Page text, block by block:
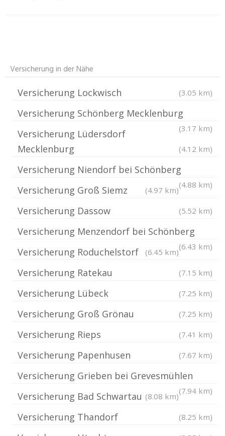
Versicherung in der Nähe
Versicherung Lockwisch (3.05 km)
Versicherung Schönberg Mecklenburg
(3.17 km)
Versicherung Lüdersdorf
Mecklenburg
(4.12 km)
Versicherung Niendorf bei Schönberg
(4.88 km)
Versicherung Groß Siemz (4.97 km)
Versicherung Dassow (5.52 km)
Versicherung Menzendorf bei Schönberg
(6.43 km)
Versicherung Roduchelstorf (6.45 km)
Versicherung Ratekau (7.15 km)
Versicherung Lübeck (7.25 km)
Versicherung Groß Grönau (7.25 km)
Versicherung Rieps (7.41 km)
Versicherung Papenhusen (7.67 km)
Versicherung Grieben bei Grevesmühlen
(7.94 km)
Versicherung Bad Schwartau (8.08 km)
Versicherung Thandorf (8.25 km)